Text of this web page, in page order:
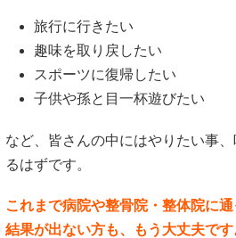
旅行に行きたい
趣味を取り戻したい
スポーツに復帰したい
子供や孫と目一杯遊びたい
など、皆さんの中にはやりたい事
るはずです。
これまで病院や整骨院・整体院に通
結果が出ない方も、もう大丈夫です